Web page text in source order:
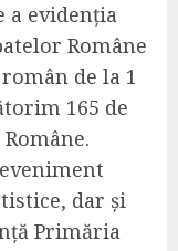
a evidenția
Române
de la 1
165 de
dar și
Primăria